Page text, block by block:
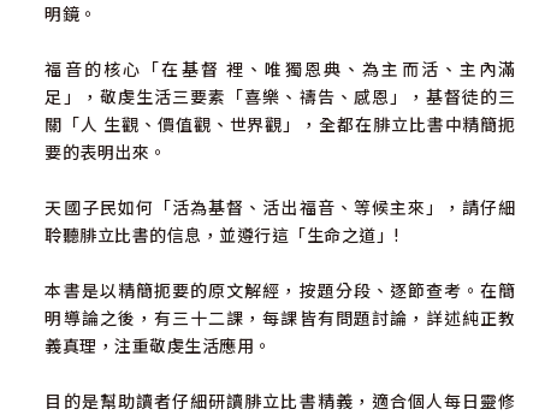
明鏡。
福音的核心「在基督 裡、唯獨恩典、為主而活、主內滿
足」，敬虔生活三要素「喜樂、禱告、感恩」，基督徒的三
關「人 生觀、價值觀、世界觀」，全都在腓立比書中精簡扼
要的表明出來。
天國子民如何「活為基督、活出福音、等候主來」，請仔細
聆聽腓立比書的信息，並遵行這「生命之道」!
本書是以精簡扼要的原文解經，按題分段、逐節查考。在簡
明導論之後，有三十二課，每課皆有問題討論，詳述純正教
義真理，注重敬虔生活應用。
目的是幫助讀者仔細研讀腓立比書精義，適合個人每日靈修